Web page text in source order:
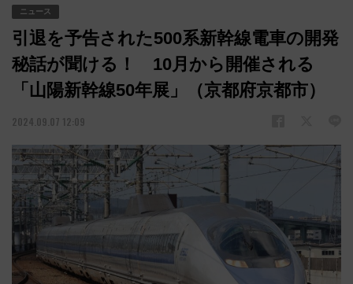
ニュース
引退を予告された500系新幹線電車の開発
秘話が聞ける！ 10月から開催される
「山陽新幹線50年展」（京都府京都市）
2024.09.07 12:09